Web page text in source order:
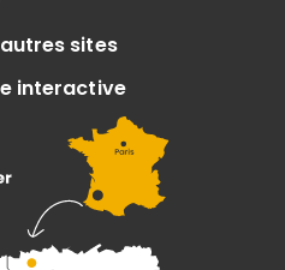
sites
interactive